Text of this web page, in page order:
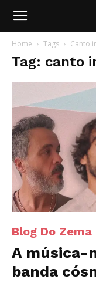
Farofafá
Home Tags Canto
Tag: canto
Blog Do Zema
A música-
banda